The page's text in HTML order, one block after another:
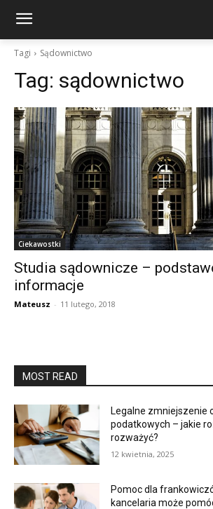
Tagi Sądownictwo
Tag: sądownictwo
Ciekawostki
Studia sądownicze –
informacje
Mateusz - 11 lutego, 2018
MOST READ
Legalne zmniejszenie
podatkowych – jakie
rozważyć?
12 kwietnia, 2025
Pomoc dla
kancelaria może